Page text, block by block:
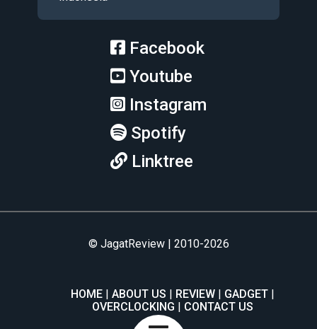
Facebook
Youtube
Instagram
Spotify
Linktree
© JagatReview | 2010-2026
HOME ABOUT US REVIEW
GADGET
OVERCLOCKING
CONTACT US